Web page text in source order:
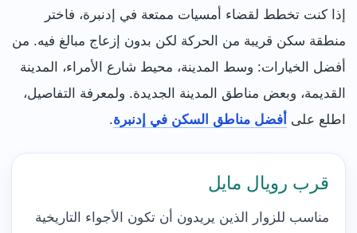
إذا كنت تخطط لقضاء أمسيات ممتعة في إدنبرة، فاختر
منطقة سكن قريبة من الحركة لكن بدون إزعاج مبالغ فيه. من
أفضل الخيارات: وسط المدينة، محيط شارع الأمراء، المدينة
القديمة، وبعض مناطق المدينة الجديدة. ولمعرفة التفاصيل،
اطلع على أفضل مناطق السكن في إدنبرة.
قرب رويال مايل
مناسب للزوار الذين يريدون أن تكون الأجواء التاريخية